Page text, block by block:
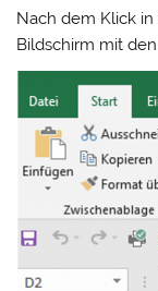
Nach dem Klick
Bildschirm mit